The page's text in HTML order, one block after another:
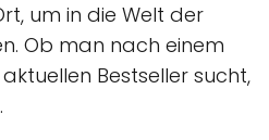
um in die Welt der
Ob man nach einem
Bestseller sucht,